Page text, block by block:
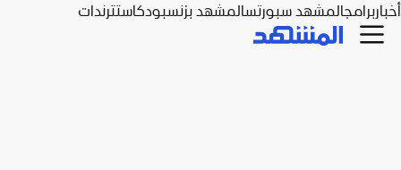
أخباربرامجالمشهد سبورتسالمشهد بزنسبودكاستترندات